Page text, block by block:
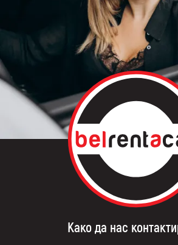
Како да нас